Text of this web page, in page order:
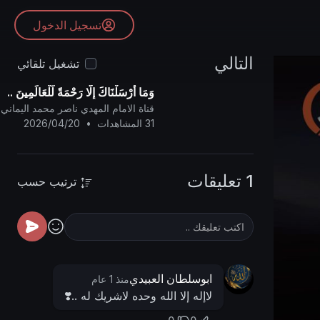
تسجيل الدخول
التالي
تشغيل تلقائي
وَمَا أَرْسَلْنَاكَ إِلَّا رَحْمَةً لِّلْعَالَمِينَ ..
قناة الامام المهدي ناصر محمد اليماني
31 المشاهدات
•
2026/04/20
1 تعليقات ترتيب حسب
ابوسلطان العبيديمنذ 1 عام
لاإله إلا الله وحده لاشريك له ..❣️